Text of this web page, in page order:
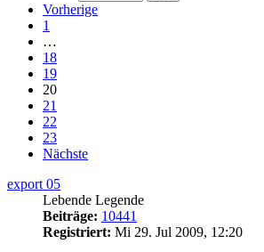
Vorherige
1
…
18
19
20
21
22
23
Nächste
export 05
Lebende Legende
Beiträge: 10441
Registriert: Mi 29. Jul 2009, 12:20